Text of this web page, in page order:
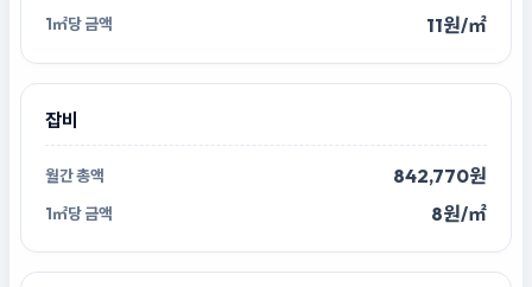
11원/㎡
잡비
842,770원
8원/㎡